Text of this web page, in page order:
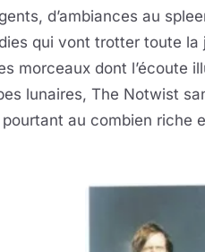
d’ambiances au
qui vont trotter toute la
morceaux dont l’écoute
lunaires, The Notwist
au combien riche